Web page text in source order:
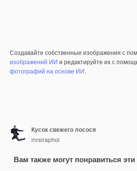
Создавайте собственные изображения с
изображений ИИ и редактируйте их с
фотографий на основе ИИ.
Кусок свежего лосося
mrsiraphol
Вам также могут понравиться